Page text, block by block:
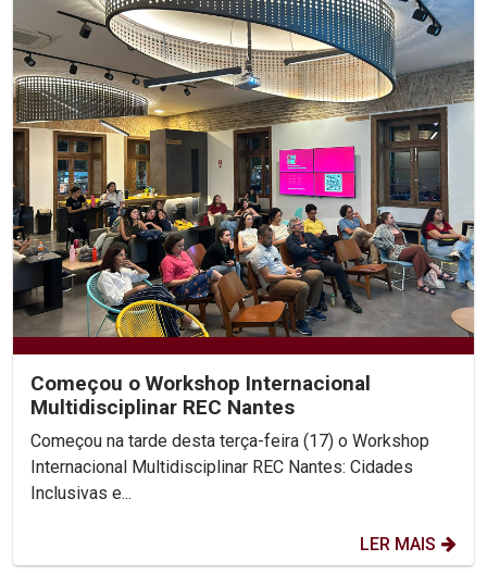
Começou o Workshop Internacional
Multidisciplinar REC Nantes
Começou na tarde desta terça-feira (17) o Workshop
Internacional Multidisciplinar REC Nantes: Cidades
Inclusivas e...
LER MAIS